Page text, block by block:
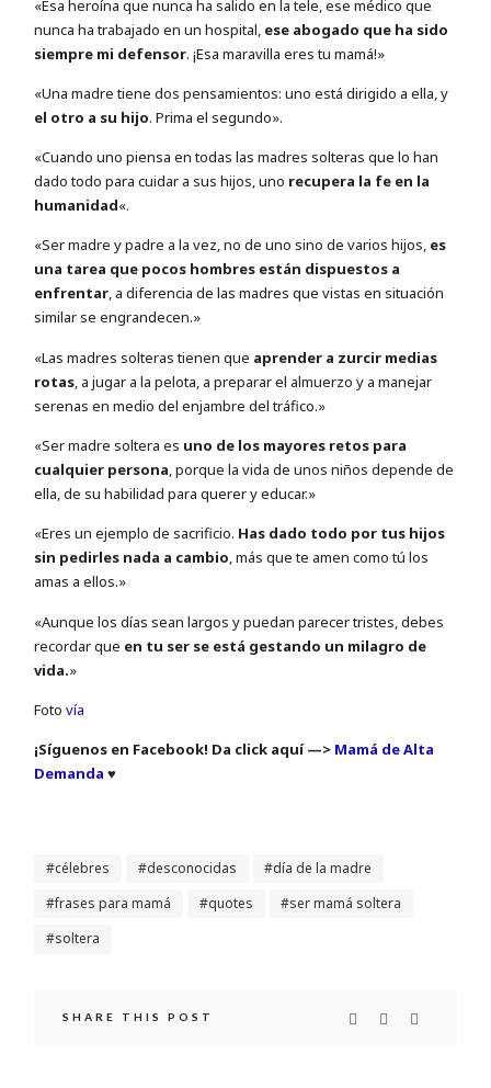
«Esa heroína que nunca ha salido en la tele, ese médico que
nunca ha trabajado en un hospital, ese abogado que ha sido
siempre mi defensor. ¡Esa maravilla eres tu mamá!»
«Una madre tiene dos pensamientos: uno está dirigido a ella, y
el otro a su hijo. Prima el segundo».
«Cuando uno piensa en todas las madres solteras que lo han
dado todo para cuidar a sus hijos, uno recupera la fe en la
humanidad«.
«Ser madre y padre a la vez, no de uno sino de varios hijos, es
una tarea que pocos hombres están dispuestos a
enfrentar, a diferencia de las madres que vistas en situación
similar se engrandecen.»
«Las madres solteras tienen que aprender a zurcir medias
rotas, a jugar a la pelota, a preparar el almuerzo y a manejar
serenas en medio del enjambre del tráfico.»
«Ser madre soltera es uno de los mayores retos para
cualquier persona, porque la vida de unos niños depende de
ella, de su habilidad para querer y educar.»
«Eres un ejemplo de sacrificio. Has dado todo por tus hijos
sin pedirles nada a cambio, más que te amen como tú los
amas a ellos.»
«Aunque los días sean largos y puedan parecer tristes, debes
recordar que en tu ser se está gestando un milagro de
vida.»
Fotovía
¡Síguenos en Facebook! Da click aquí —> Mamá de Alta
Demanda ♥
célebres desconocidas
día de la madre
frases para mamá
quotes
ser mamá soltera
soltera
SHARE THIS POST